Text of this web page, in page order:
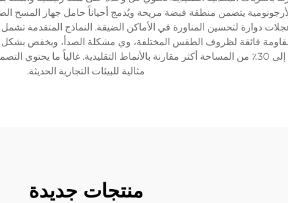
يتضمن منطقة قبضة مريحة ويُدمج أحياناً حامل جهاز المسح
دوارة لتحسين المناورة في الأماكن الضيقة. النماذج المتقدمة
مقاومة فائقة لظروف الطقس المختلفة، وي مشكلة الصدأ، ويخفض بشكل
تتميز بنظام توقيع يمكن أن يوفر ما يصل إلى 30٪ من المساحة أكثر مقارنة بالأنماط
مثالية للبيئات التجارية الحديثة.
منتجات جديدة